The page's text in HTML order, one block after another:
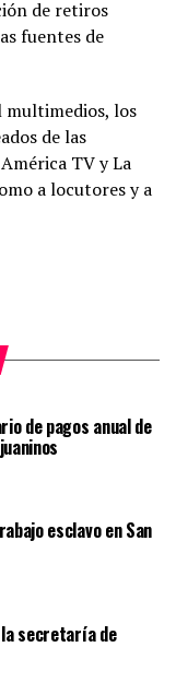
de retiros
fuentes de
multimedios, los
de las
TV y La
a locutores y a
de pagos anual de
esclavo en San
la secretaría de